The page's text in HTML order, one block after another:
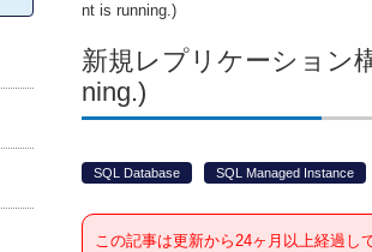
nt is running.)
新規レプリケーション
ning.)
SQL Database SQL Managed Instance
この記事は更新から24ヶ月以上経過し